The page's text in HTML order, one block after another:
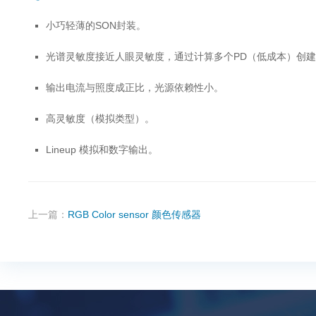
小巧轻薄的SON封装。
光谱灵敏度接近人眼灵敏度，通过计算多个PD（低成本）创建
输出电流与照度成正比，光源依赖性小。
高灵敏度（模拟类型）。
Lineup 模拟和数字输出。
上一篇： RGB Color sensor 颜色传感器